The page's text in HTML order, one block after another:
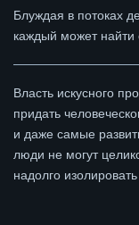
Блуждая в потоках
каждый может
Власть искусного
придать
и даже самые
люди не могут
надолго